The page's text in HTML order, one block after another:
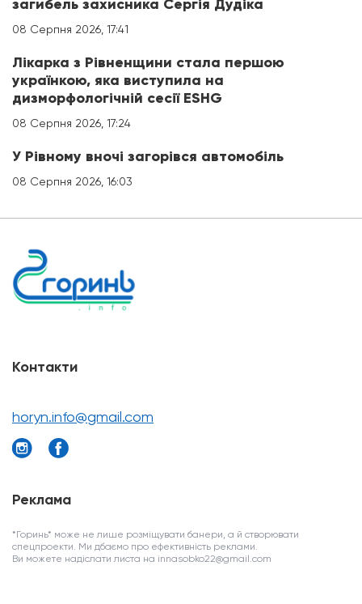
загибель захисника Сергія Дудіка
08 Серпня 2026, 17:41
Лікарка з Рівненщини стала першою
українкою, яка виступила на
дизморфологічній сесії ESHG
08 Серпня 2026, 17:24
У Рівному вночі загорівся автомобіль
08 Серпня 2026, 16:03
Контакти
horyn.info@gmail.com
Реклама
*Горинь* може не лише розміщувати банери, а й створювати
спецпроекти. Ми дбаємо про ефективність реклами.
Ви можете надіслати листа на innasobko22@gmail.com